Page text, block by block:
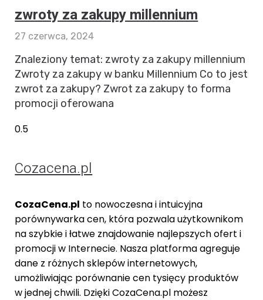
zwroty za zakupy millennium
27 czerwca, 2024
Znaleziony temat: zwroty za zakupy millennium
Zwroty za zakupy w banku Millennium Co to jest
zwrot za zakupy? Zwrot za zakupy to forma
promocji oferowana
Cozacena.pl
CozaCena.pl to nowoczesna i intuicyjna
porównywarka cen, która pozwala użytkownikom
na szybkie i łatwe znajdowanie najlepszych ofert i
promocji w Internecie. Nasza platforma agreguje
dane z różnych sklepów internetowych,
umożliwiając porównanie cen tysięcy produktów
w jednej chwili. Dzięki CozaCena.pl możesz